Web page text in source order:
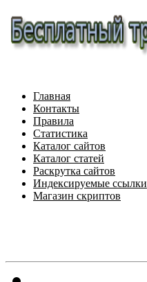
Главная
Контакты
Правила
Статистика
Каталог сайтов
Каталог статей
Раскрутка сайтов
Индексируемые ссылки
Магазин скриптов